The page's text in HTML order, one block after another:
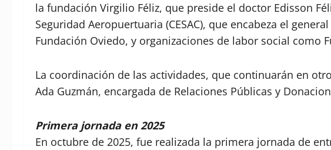
la fundación Virgilio Féliz, que preside el doctor Edisson
Seguridad Aeropuertuaria (CESAC), que encabeza el
Fundación Oviedo, y organizaciones de labor social como
La coordinación de las actividades, que continuarán en
Ada Guzmán, encargada de Relaciones Públicas y
Primera jornada en 2025
En octubre de 2025, fue realizada la primera jornada de